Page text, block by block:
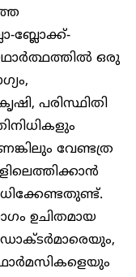
ബ്ലോക്ക്-
ഒരു
പരിസ്ഥിതി
വേണ്ടത്ര
ഉചിതമായ